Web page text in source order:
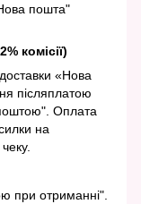
пошта"
комісії)
«Нова
післяплатою
Оплата
на
при отриманні".